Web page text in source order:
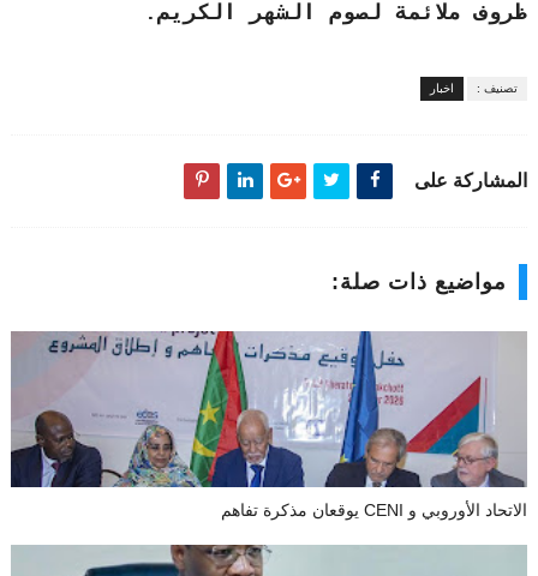
ظروف ملائمة لصوم الشهر الكريم.
تصنيف : اخبار
المشاركة على
مواضيع ذات صلة:
الاتحاد الأوروبي و CENI يوقعان مذكرة تفاهم